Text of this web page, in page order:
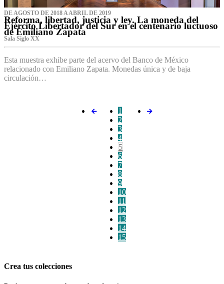
DE AGOSTO DE 2018 A ABRIL DE 2019
Reforma, libertad, justicia y ley. La moneda del
Ejército Libertador del Sur en el centenario luctuoso
de Emiliano Zapata
Sala Siglo XX
Esta muestra exhibe parte del acervo del Banco de México
relacionado con Emiliano Zapata. Monedas única y de baja
circulación…
1
2
3
4
5
6
7
8
9
10
11
12
13
14
15
Crea tus colecciones